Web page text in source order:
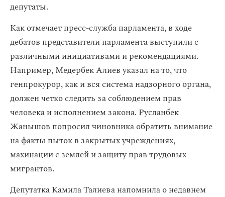
депутаты.
Как отмечает пресс-служба парламента, в ходе
дебатов представители парламента выступили с
различными инициативами и рекомендациями.
Например, Медербек Алиев указал на то, что
генпрокурор, как и вся система надзорного органа,
должен четко следить за соблюдением прав
человека и исполнением закона. Русланбек
Жанышов попросил чиновника обратить внимание
на факты пыток в закрытых учреждениях,
махинации с землей и защиту прав трудовых
мигрантов.
Депутатка Камила Талиева напомнила о недавнем